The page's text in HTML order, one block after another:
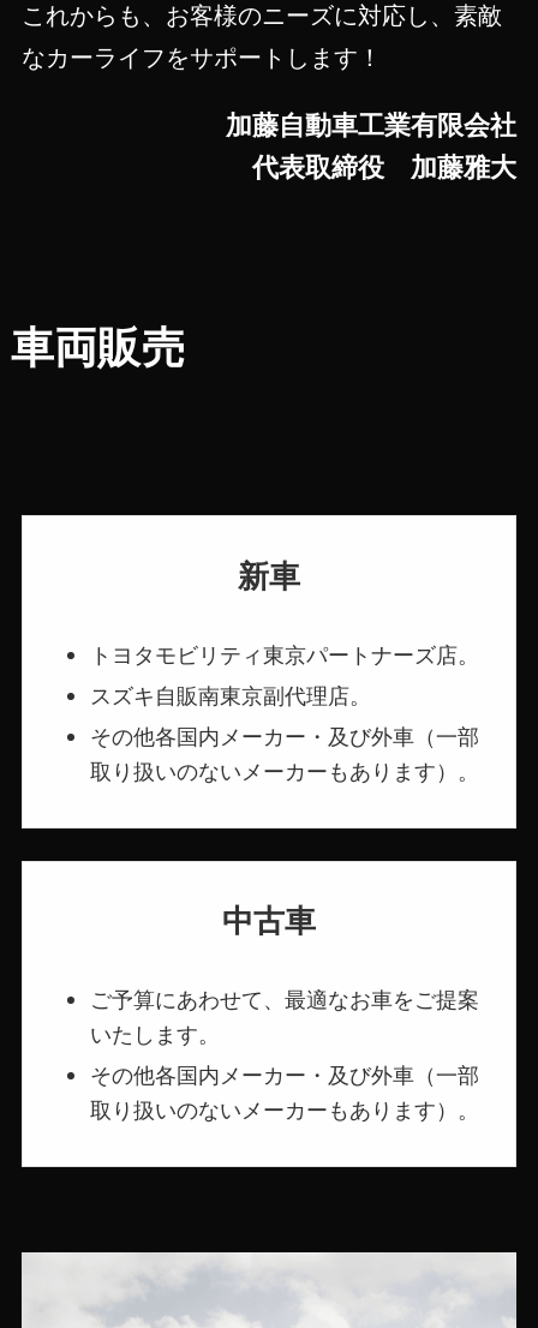
これからも、お客様のニーズに対応し、素敵
なカーライフをサポートします！
加藤自動車工業有限会社
代表取締役 加藤雅大
車両販売
新車
トヨタモビリティ東京パートナーズ店。
スズキ自販南東京副代理店。
その他各国内メーカー・及び外車（一部
取り扱いのないメーカーもあります）。
中古車
ご予算にあわせて、最適なお車をご提案
いたします。
その他各国内メーカー・及び外車（一部
取り扱いのないメーカーもあります）。